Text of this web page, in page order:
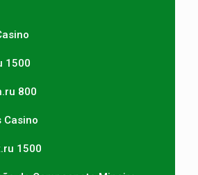
1500
800
Casino
1500